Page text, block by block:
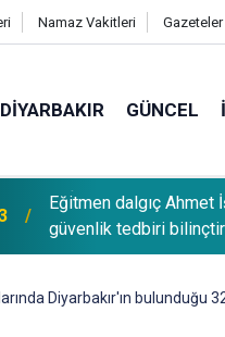
Namaz Vakitleri Gazeteler
DIYARBAKIR GÜNCEL
Eğitmen dalgıç Ahmet
güvenlik tedbiri bilinçtir
Diyarbakır'ın bulunduğu